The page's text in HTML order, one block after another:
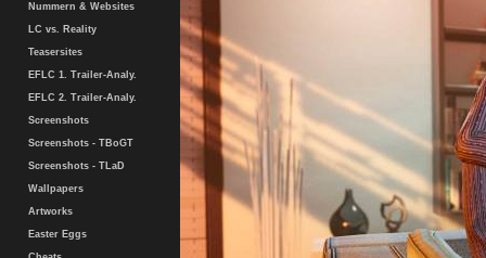
Nummern & Websites
LC vs. Reality
Teasersites
EFLC 1. Trailer-Analy.
EFLC 2. Trailer-Analy.
Screenshots
Screenshots - TBoGT
Screenshots - TLaD
Wallpapers
Artworks
Easter Eggs